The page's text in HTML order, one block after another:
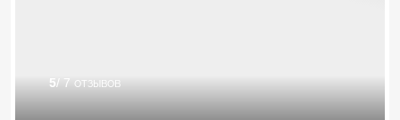
5/ 7 отзывов